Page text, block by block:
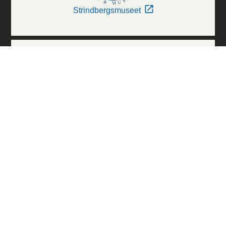
Strindbergsmuseet